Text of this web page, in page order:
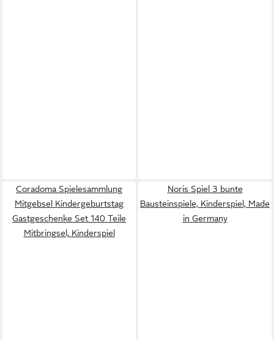
Coradoma Spielesammlung
Mitgebsel Kindergeburtstag
Gastgeschenke Set 140 Teile
Mitbringsel, Kinderspiel
Noris Spiel 3 bunte
Bausteinspiele, Kinderspiel, Made
in Germany